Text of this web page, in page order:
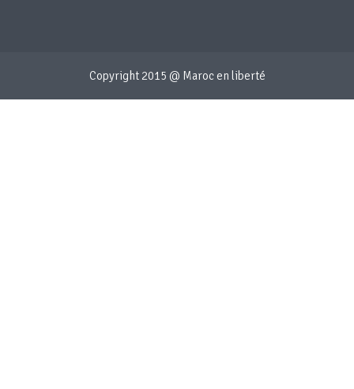
Copyright 2015 @ Maroc en liberté